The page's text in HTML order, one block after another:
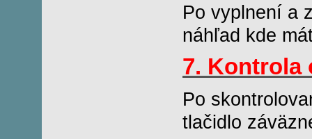
Po vyplnení a
náhľad kde
7. Kontrola
Po
tlačidlo